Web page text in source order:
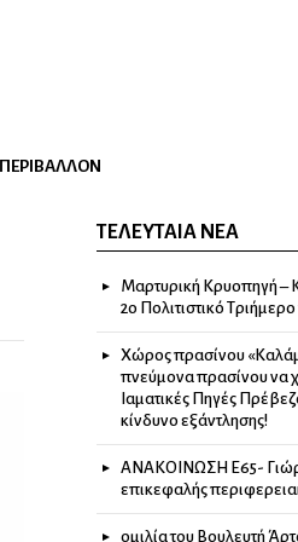
ΠΕΡΙΒΆΛΛΟΝ
ΤΕΛΕΥΤΑΊΑ ΝΈΑ
Μαρτυρική Κρυοπηγή –
2ο Πολιτιστικό
Χώρος πρασίνου
πνεύμονα πρασίνου να
Ιαματικές Πηγές
κίνδυνο εξάντλησης!
ΑΝΑΚΟΙΝΩΣΗ Ε65-
επικεφαλής
ομιλία του Βουλευτή